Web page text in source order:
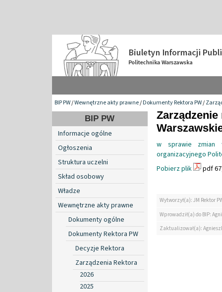
BIP PW/Wewnętrzne akty prawne/Dokumenty Rektora PW/
BIP PW
Informacje ogólne
Ogłoszenia
Struktura uczelni
Skład osobowy
Władze
Wewnętrzne akty prawne
Dokumenty ogólne
Dokumenty Rektora PW
Decyzje Rektora
Zarządzenia Rektora
2026
2025
w sprawie zmian
organizacyjnego
Pobierz plik
pdf
Wytworzył(a): JM Rektor
Wprowadził(a) do BIP:
Zaktualizował(a):